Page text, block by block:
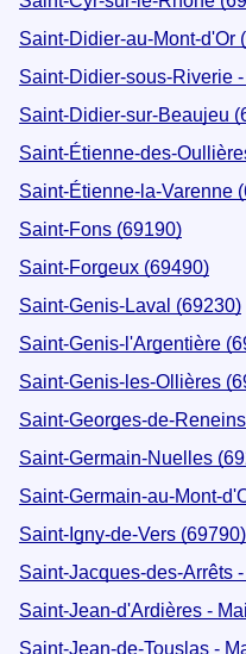
Saint-Didier-au-Mont-d'Or
Saint-Didier-sous-Riverie
Saint-Didier-sur-Beaujeu
Saint-Étienne-des-
Saint-Étienne-la-Varenne
Saint-Fons (69190)
Saint-Forgeux (69490)
Saint-Genis-Laval (69230)
Saint-Genis-l'Argentière
Saint-Genis-les-Ollières
Saint-Georges-de-
Saint-Germain-Nuelles
Saint-Germain-au-Mont-
Saint-Igny-de-Vers (69790)
Saint-Jacques-des-Arrêts
Saint-Jean-d'Ardières -
Saint-Jean-de-Touslas -